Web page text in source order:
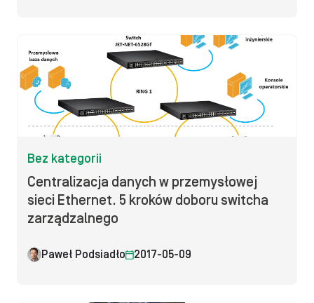
Bez kategorii
Centralizacja danych w przemysłowej
sieci Ethernet. 5 kroków doboru switcha
zarządzalnego
Paweł Podsiadło 2017-05-09